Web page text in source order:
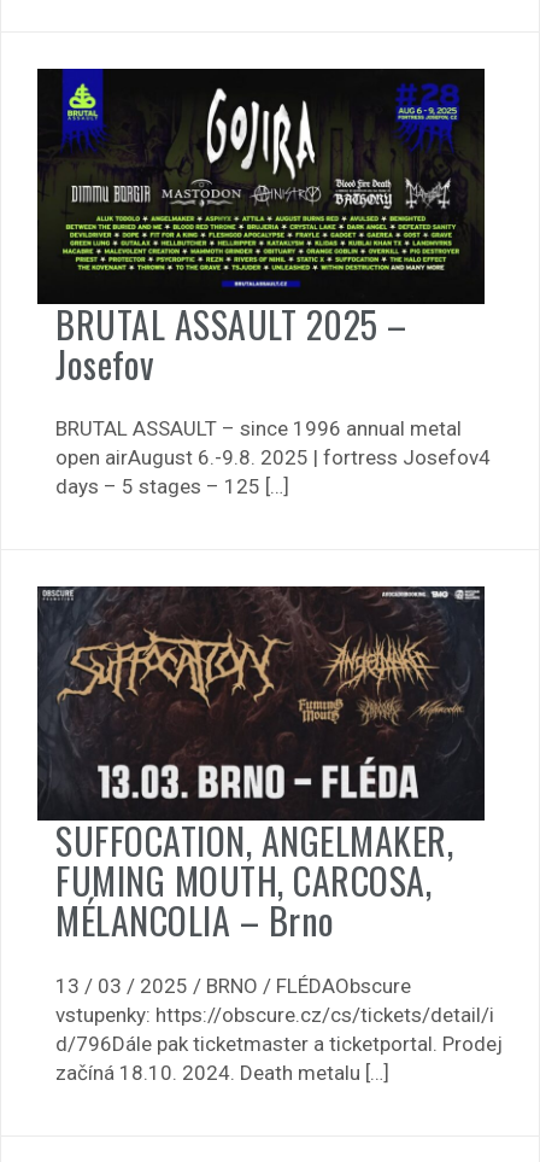
BRUTAL ASSAULT 2025 –
Josefov
BRUTAL ASSAULT – since 1996 annual metal
open airAugust 6.-9.8. 2025 | fortress Josefov4
days – 5 stages – 125 […]
SUFFOCATION, ANGELMAKER,
FUMING MOUTH, CARCOSA,
MÉLANCOLIA – Brno
13 / 03 / 2025 / BRNO / FLÉDAObscure
vstupenky: https://obscure.cz/cs/tickets/detail/i
d/796Dále pak ticketmaster a ticketportal. Prodej
začíná 18.10. 2024. Death metalu […]